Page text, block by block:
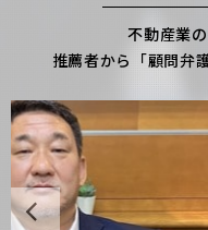
不動産業
推薦者から「顧問弁
Previous